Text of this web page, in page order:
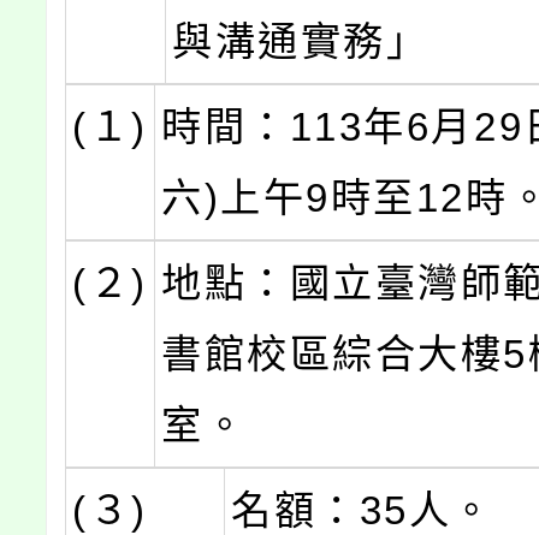
與溝通實務」
(１) 時間：113年6月29
六)上午9時至12時
(２) 地點：國立臺灣師
書館校區綜合大樓
室。
(３)
名額：35人。